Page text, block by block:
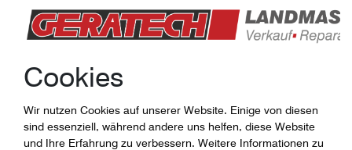
Jörg Günther
Lager / Ersatzteile
guenther (at) geratech . de
Cookies
Wir nutzen Cookies auf unserer Website. Einige von diesen
sind essenziell, während andere uns helfen, diese Website
und Ihre Erfahrung zu verbessern. Weitere Informationen zu